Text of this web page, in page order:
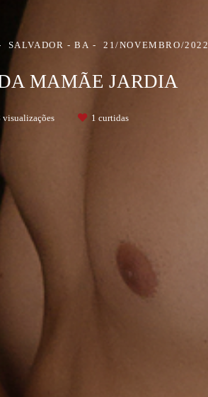
SALVADOR - BA 21/NOVEMBRO/
MAMÃE JARDIA
visualizações 1 curtidas